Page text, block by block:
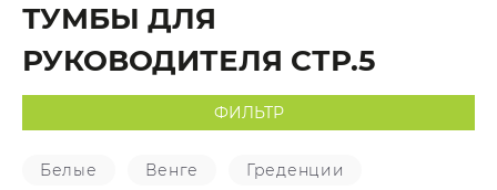
ТУМБЫ ДЛЯ
РУКОВОДИТЕЛЯ СТР.5
ФИЛЬТР
Белые Венге Греденции